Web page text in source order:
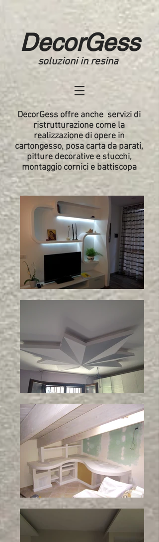
DecorGess
soluzioni in resina
DecorGess offre anche servizi di
ristrutturazione come la
realizzazione di opere in
cartongesso, posa carta da parati,
pitture decorative e stucchi,
montaggio cornici e battiscopa